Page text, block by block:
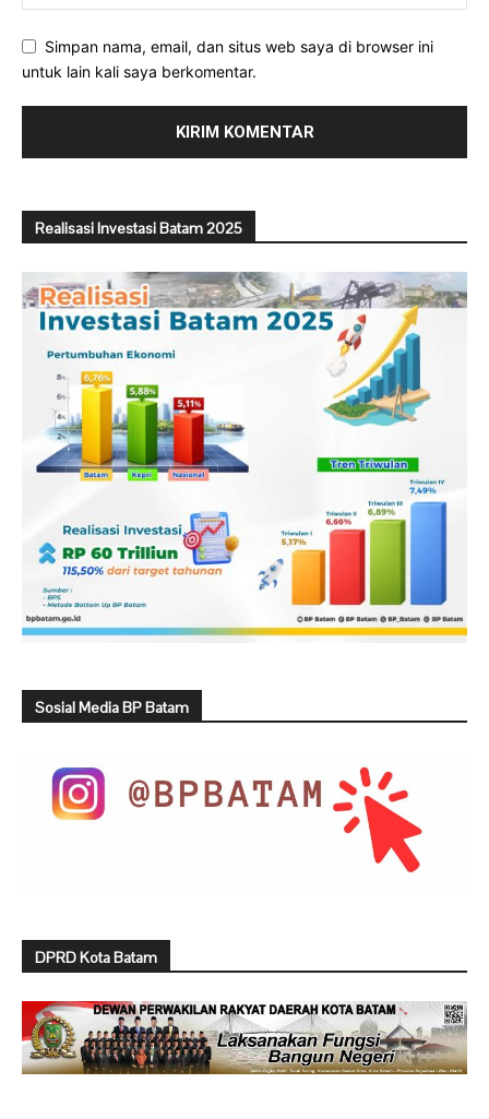
Simpan nama, email, dan situs web saya di browser ini
untuk lain kali saya berkomentar.
Realisasi Investasi Batam 2025
Sosial Media BP Batam
DPRD Kota Batam